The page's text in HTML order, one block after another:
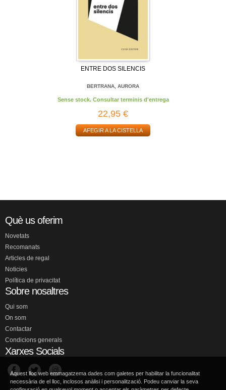
ENTRE DOS SILENCIS
BERTRANA, AURORA
Sense stock. Consultar terminis d'entrega
22,95 €
AFEGIR A LA CISTELLA
Què us oferim
Novetats
Recomanats
Articles de regal
Noticies
Política de privacitat
Sobre nosaltres
Qui som
On som
Contactar
Condicions generals
Xarxes Socials
Aquest lloc web emmagatzema dades com galetes per habilitar la funcionalitat
necessària de el lloc, inclosos anàlisi i personalització. Podeu canviar la seva